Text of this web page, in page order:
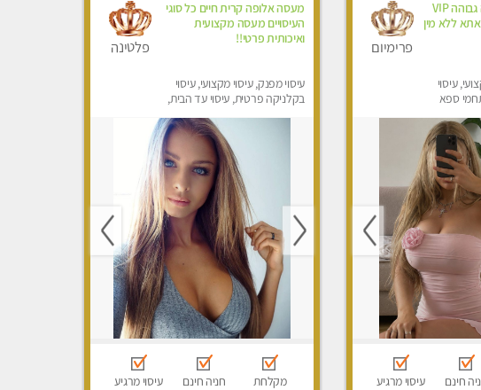
חדשה לעיסוי ברמה גבוהה VIP
ללא מין
עיסוי
ספא
פרימיום
חינם עיסוי מרגיע
מעסה אלופה קרית חיים כל סוגי
העיסויים מעסה מקצועית
ואיכותית פרטי!!
עיסוי מפנק, עיסוי מקצועי, עיסוי
בקלניקה פרטית, עיסוי עד הבית,
פלטינה
מקלחת חניה חינם עיסוי מרגיע